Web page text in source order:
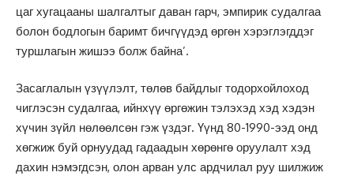
цаг хугацааны шалгалтыг даван гарч, эмпирик судалгаа
болон бодлогын баримт бичгүүдэд өргөн хэрэглэгддэг
туршлагын жишээ болж байна’.
Засаглалын үзүүлэлт, төлөв байдлыг тодорхойлоход
чиглэсэн судалгаа, ийнхүү өргөжин тэлэхэд хэд хэдэн
хүчин зүйл нөлөөлсөн гэж үздэг. Үүнд 80-1990-ээд онд
хөгжиж буй орнуудад гадаадын хөрөнгө оруулалт хэд
дахин нэмэгдсэн, олон арван улс ардчилал руу шилжиж